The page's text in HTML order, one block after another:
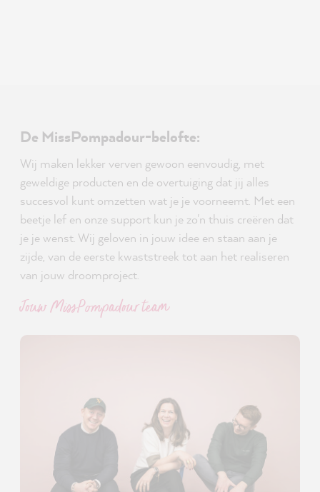
De MissPompadour-belofte:
Wij maken lekker verven gewoon eenvoudig, met
geweldige producten en de overtuiging dat jij alles
succesvol kunt omzetten wat je je voorneemt. Met een
beetje lef en onze support kun je zo'n thuis creëren dat
je je wenst. Wij geloven in jouw idee en staan aan je
zijde, van de eerste kwaststreek tot aan het realiseren
van jouw droomproject.
Jouw MissPompadour team